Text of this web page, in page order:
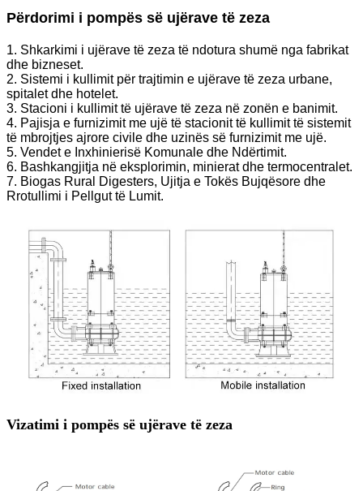
Përdorimi i pompës së ujërave të zeza
1. Shkarkimi i ujërave të zeza të ndotura shumë nga fabrikat
dhe bizneset.
2. Sistemi i kullimit për trajtimin e ujërave të zeza urbane,
spitalet dhe hotelet.
3. Stacioni i kullimit të ujërave të zeza në zonën e banimit.
4. Pajisja e furnizimit me ujë të stacionit të kullimit të sistemit
të mbrojtjes ajrore civile dhe uzinës së furnizimit me ujë.
5. Vendet e Inxhinierisë Komunale dhe Ndërtimit.
6. Bashkangjitja në eksplorimin, minierat dhe termocentralet.
7. Biogas Rural Digesters, Ujitja e Tokës Bujqësore dhe
Rrotullimi i Pellgut të Lumit.
Vizatimi i pompës së ujërave të zeza